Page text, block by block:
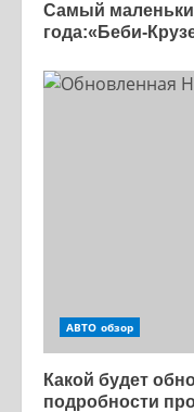
Самый
года:«Беби-
АВТО обзор
Какой будет
подробности